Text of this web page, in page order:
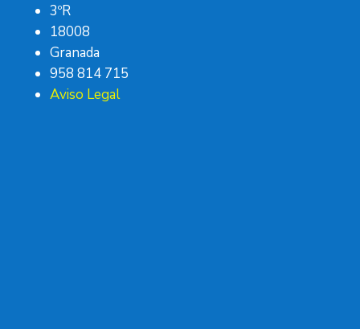
3ºR
18008
Granada
958 814 715
Aviso Legal